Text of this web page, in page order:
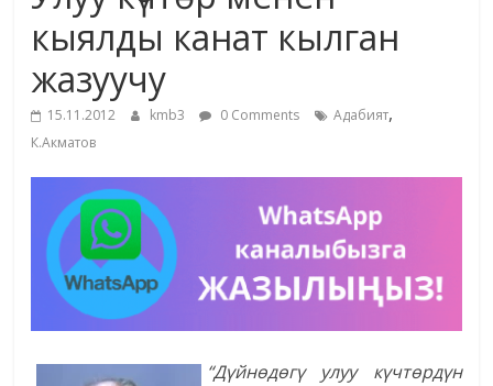
маданияты
жана
адабияты
кыялды канат кылган
жазуучу
15.11.2012 kmb3 0 Comments Адабият,
К.Акматов
“Дүйнөдөгү улуу күчтөрдүн